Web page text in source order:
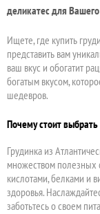
деликатес для
Ищете, где купить
представить вам
ваш вкус и обогатит
богатым вкусом,
шедевров.
Почему стоит выбрать
Грудинка из
множеством полезных
кислотами, белками и
здоровья.
заботьтесь о своем